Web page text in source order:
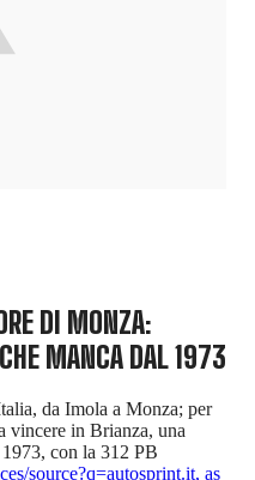
DI MONZA:
MANCA DAL 1973
da Imola a Monza; per
vincere in Brianza, una
con la 312 PB
source?q=autosprint.it, as